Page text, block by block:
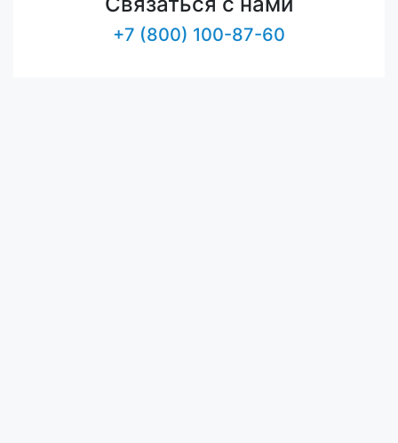
+7 (800) 100-87-60